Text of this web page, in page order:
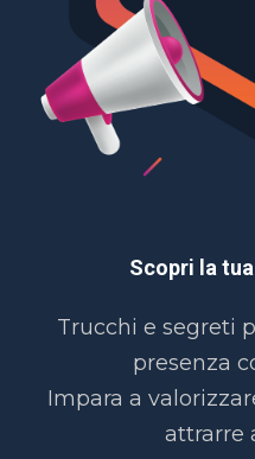
Scopri la
Trucchi e segreti
presenza
Impara a
attrarre